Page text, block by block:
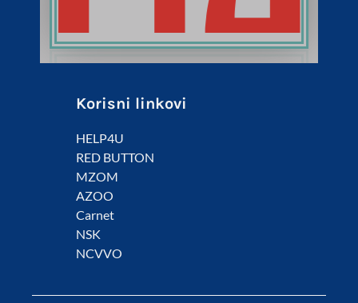
Korisni linkovi
HELP4U
RED BUTTON
MZOM
AZOO
Carnet
NSK
NCVVO